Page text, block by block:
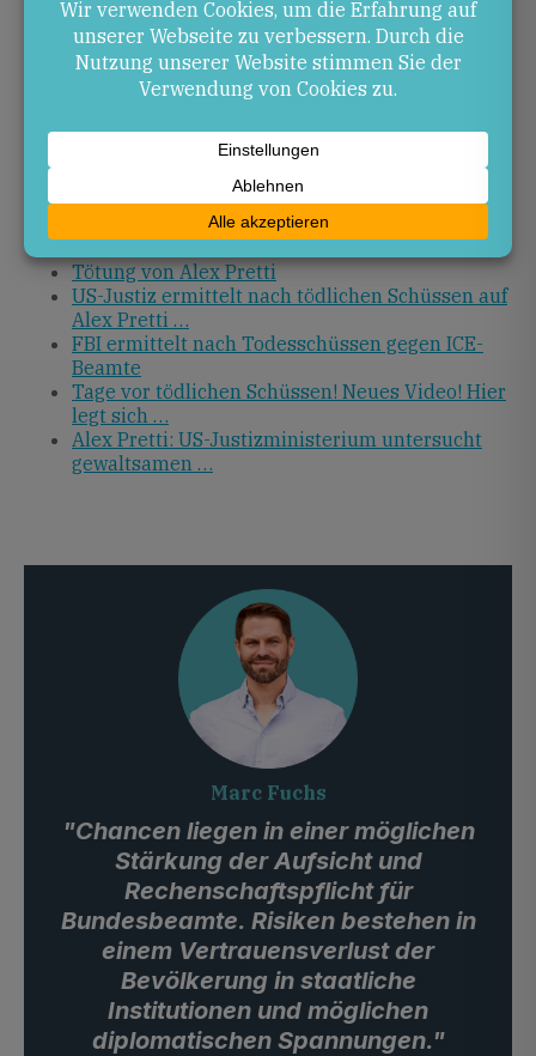
Die laufenden Ermittlungen durch das US-
Justizministerium und das FBI werden zeigen, ob
Anklagen folgen und welche Reformen für
Bundesbehörden eingeleitet werden.
Quellen
USA: Zweite rechtswidrige Tötung durch
Tötung von Alex Pretti
US-Justiz ermittelt nach tödlichen Schüssen auf
Alex Pretti …
FBI ermittelt nach Todesschüssen gegen ICE-
Beamte
Tage vor tödlichen Schüssen! Neues Video! Hier
legt sich …
Alex Pretti: US-Justizministerium untersucht
gewaltsamen …
Marc Fuchs
"Chancen liegen in einer möglichen
Stärkung der Aufsicht und
Rechenschaftspflicht für
Bundesbeamte. Risiken bestehen in
einem Vertrauensverlust der
Bevölkerung in staatliche
Institutionen und möglichen
diplomatischen Spannungen."